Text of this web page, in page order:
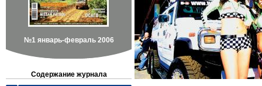
№1 январь-февраль 2006
Содержание журнала